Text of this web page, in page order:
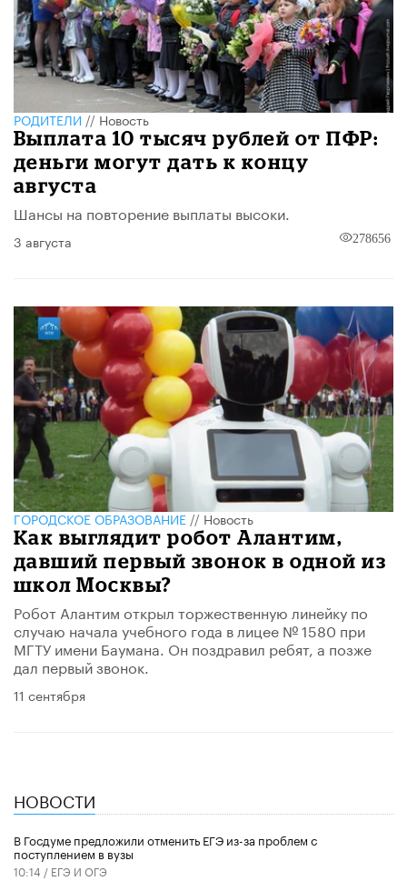
РОДИТЕЛИ//Новость
Выплата 10 тысяч рублей от ПФР:
деньги могут дать к концу
августа
Шансы на повторение выплаты высоки.
3 августа 278656
ГОРОДСКОЕ ОБРАЗОВАНИЕ//Новость
Как выглядит робот Алантим,
давший первый звонок в одной из
школ Москвы?
Робот Алантим открыл торжественную линейку по
случаю начала учебного года в лицее № 1580 при
МГТУ имени Баумана. Он поздравил ребят, а позже
дал первый звонок.
11 сентября
НОВОСТИ
В Госдуме предложили отменить ЕГЭ из-за проблем с
поступлением в вузы
10:14 / ЕГЭ И ОГЭ